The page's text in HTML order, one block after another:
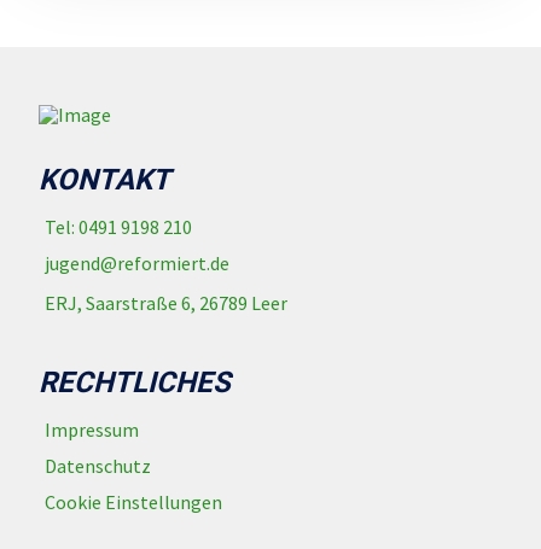
KONTAKT
Tel: 0491 9198 210
jugend@reformiert.de
ERJ, Saarstraße 6, 26789 Leer
RECHTLICHES
Impressum
Datenschutz
Cookie Einstellungen